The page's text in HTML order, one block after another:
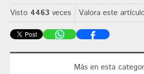
Visto 4463 veces Valora este
Más en esta